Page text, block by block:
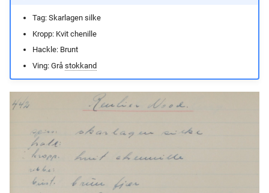
Tag: Skarlagen silke
Kropp: Kvit chenille
Hackle: Brunt
Ving: Grå stokkand